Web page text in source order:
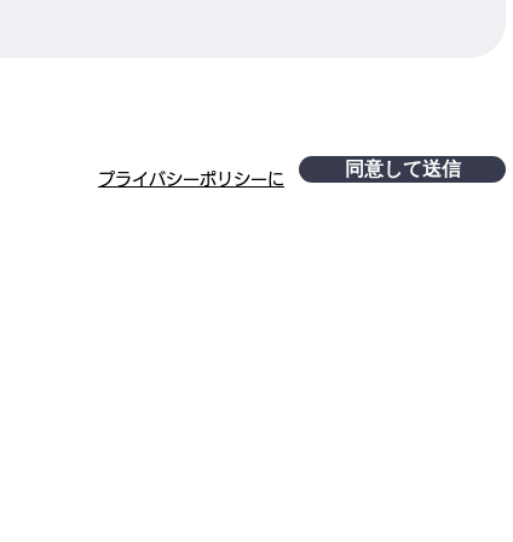
​プライバシーポリシーに 同意して送信